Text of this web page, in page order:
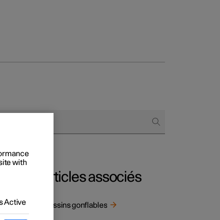
de financement
en nature
Articles associés
Coussins gonflables
with
Active